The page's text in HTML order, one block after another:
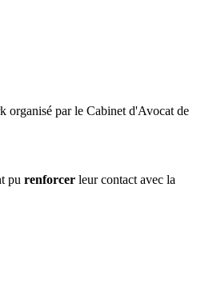
organisé par le Cabinet d'Avocat de
pu renforcer leur contact avec la